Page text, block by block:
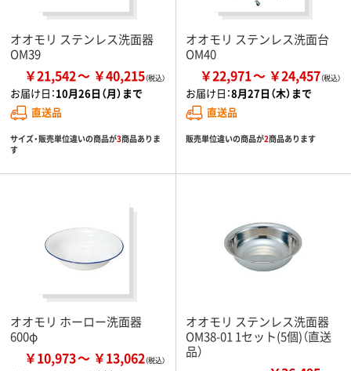
オオモリ ステンレス洗面器
OM39
￥21,542 ￥40,215
お届け日：10月26日（月）まで
直送品
サイズ・販売単位違いの商品が3商品ありま
す
オオモリ ステンレス洗面台
OM40
￥22,971 ￥24,457
お届け日：8月27日（木）まで
直送品
販売単位違いの商品が2商品あります
オオモリ ホーロー洗面器
600φ
￥10,973 ￥13,062
オオモリ ステンレス洗面器
OM38-01 1セット(5個)（直送
品）